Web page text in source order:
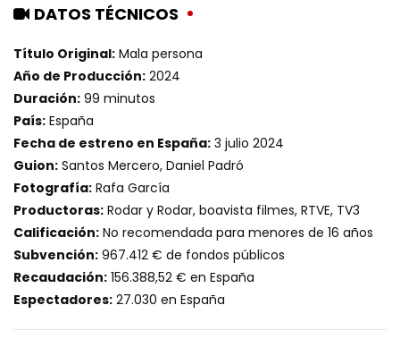
DATOS TÉCNICOS
Título Original: Mala persona
Año de Producción: 2024
Duración: 99 minutos
País: España
Fecha de estreno en España: 3 julio 2024
Guion: Santos Mercero, Daniel Padró
Fotografía: Rafa García
Productoras: Rodar y Rodar, boavista filmes, RTVE, TV3
Calificación: No recomendada para menores de 16 años
Subvención: 967.412 € de fondos públicos
Recaudación: 156.388,52 € en España
Espectadores: 27.030 en España